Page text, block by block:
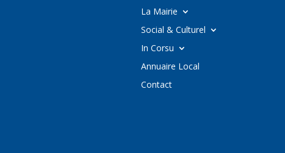
La Mairie
Social & Culturel
In Corsu
Annuaire Local
Contact